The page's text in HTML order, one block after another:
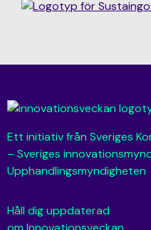
Ett initiativ från Sveriges
– Sveriges
Upphandlingsmyndigheten
Håll dig uppdaterad